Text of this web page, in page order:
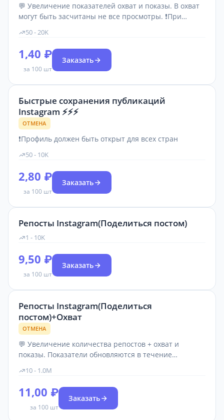
💬 Увеличение показателей охват и показы. В охват
могут быть засчитаны не все просмотры. ❗При
пользователя не изменять!
50 - 20K
1,40 ₽
за 100 шт
Заказать
Быстрые сохранения публикаций
Instagram ⚡️⚡️⚡️
ОТМЕНА
❗Профиль должен быть открыт для всех стран
50 - 10K
2,80 ₽
за 100 шт
Заказать
Репосты Instagram(Поделиться постом)
1 - 10K
9,50 ₽
за 100 шт
Заказать
Репосты Instagram(Поделиться
постом)+Охват
ОТМЕНА
💬 Увеличение количества репостов + охват и
показы. Показатели обновляются в течение
аккаунт не закрывать, имя пользователя не
изменять! Не заказывать на видео и альбомы.
10 - 1.0M
11,00 ₽
за 100 шт
Заказать